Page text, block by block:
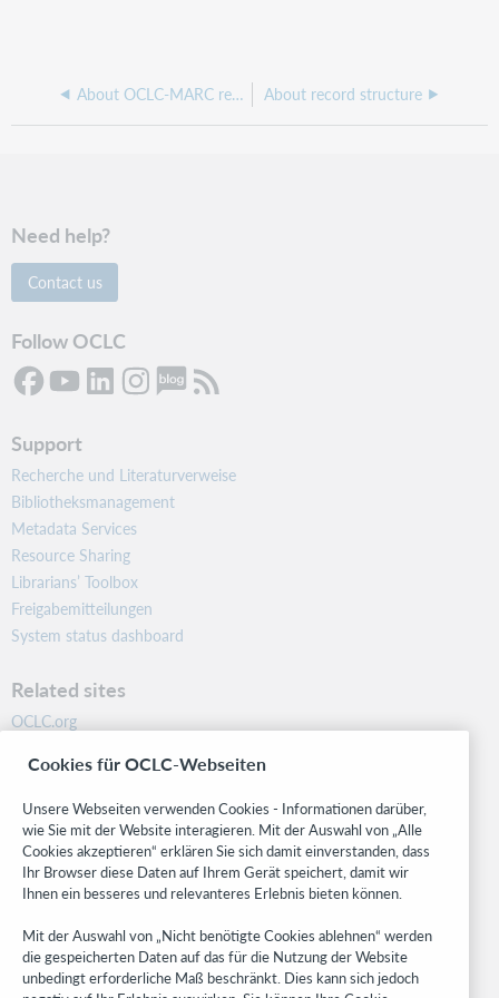
About OCLC-MARC records About record structure
Need help?
Contact us
Follow OCLC
Support
Recherche und Literaturverweise
Bibliotheksmanagement
Metadata Services
Resource Sharing
Librarians’ Toolbox
Freigabemitteilungen
System status dashboard
Related sites
OCLC.org
Community
Research
WebJunction
Developer Network
Stay in the know.
Get the latest product updates, research, events, and much more—
right to your inbox.
Cookies für OCLC-Webseiten
Unsere Webseiten verwenden Cookies - Informationen darüber,
wie Sie mit der Website interagieren. Mit der Auswahl von „Alle
Cookies akzeptieren“ erklären Sie sich damit einverstanden, dass
Ihr Browser diese Daten auf Ihrem Gerät speichert, damit wir
Ihnen ein besseres und relevanteres Erlebnis bieten können.
Mit der Auswahl von „Nicht benötigte Cookies ablehnen“ werden
die gespeicherten Daten auf das für die Nutzung der Website
unbedingt erforderliche Maß beschränkt. Dies kann sich jedoch